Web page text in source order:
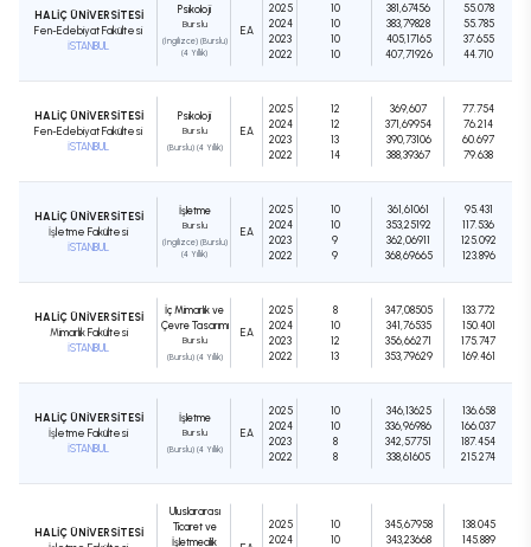
HALİÇ ÜNİVERSİTESİ
Fen-Edebiyat Fakültesi
İSTANBUL
Psikoloji
Burslu
(İngilizce) (Burslu)
(4 Yıllık)
EA
2025
2024
2023
2022
10
10
10
10
381,67456
383,79828
405,17165
407,71926
55.078
55.785
37.655
44.710
HALİÇ ÜNİVERSİTESİ
Fen-Edebiyat Fakültesi
İSTANBUL
Psikoloji
Burslu
(Burslu) (4 Yıllık)
EA
2025
2024
2023
2022
12
12
13
14
369,607
371,69954
390,73106
388,39367
77.754
76.214
60.697
79.638
HALİÇ ÜNİVERSİTESİ
İşletme Fakültesi
İSTANBUL
İşletme
Burslu
(İngilizce) (Burslu)
(4 Yıllık)
EA
2025
2024
2023
2022
10
10
9
9
361,61061
353,25192
362,06911
368,69665
95.431
117.536
125.092
123.896
HALİÇ ÜNİVERSİTESİ
Mimarlık Fakültesi
İSTANBUL
İç Mimarlık ve
Çevre Tasarımı
Burslu
(Burslu) (4 Yıllık)
EA
2025
2024
2023
2022
8
10
12
13
347,08505
341,76535
356,66271
353,79629
133.772
150.401
175.747
169.461
HALİÇ ÜNİVERSİTESİ
İşletme Fakültesi
İSTANBUL
İşletme
Burslu
(Burslu) (4 Yıllık)
EA
2025
2024
2023
2022
10
10
8
8
346,13625
336,96986
342,57751
338,61605
136.658
166.037
187.454
215.274
HALİÇ ÜNİVERSİTESİ
Uluslararası
Ticaret ve
İşletmecilik
2025
2024
10
10
345,67958
343,23668
138.045
145.889